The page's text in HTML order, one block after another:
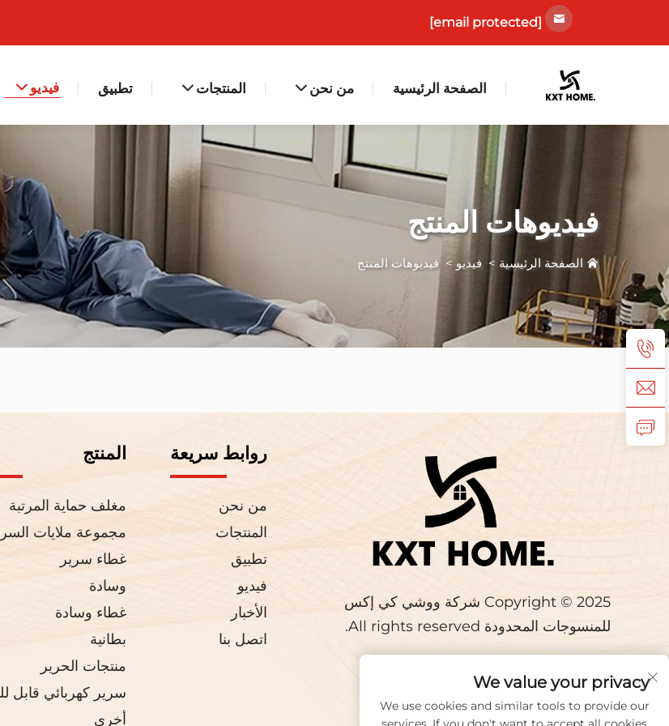
[email protected]
الصفحة الرئيسية من نحن المنتجات تطبيق فيديو
فيديوهات المنتج
الصفحة الرئيسية > فيديو>فيديوهات المنتج
Copyright © 2025 شركة ووشي كي إكس
للمنسوجات المحدودة All rights reserved.
سياسة الخصوصية
روابط سريعة
من نحن
المنتجات
تطبيق
فيديو
الأخبار
اتصل بنا
المنتج
مغلف حماية المرتبة
مجموعة ملايات
غطاء سرير
وسادة
غطاء وسادة
بطانية
منتجات الحرير
سرير كهربائي قابل
أخرى
We value your privacy
We use cookies and similar tools to provide our